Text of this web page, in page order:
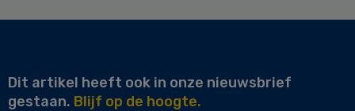
Dit artikel heeft ook in onze nieuwsbrief
gestaan. Blijf op de hoogte.